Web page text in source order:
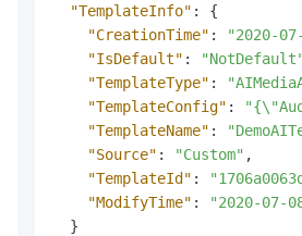
"TemplateInfo" :
{
"CreationTime" : "2020-
"IsDefault" : "NotDefault"
"TemplateType" :
"TemplateConfig" :
"TemplateName" :
"Source" : "Custom" ,
"TemplateId" :
"ModifyTime" :
"2020-07-
}